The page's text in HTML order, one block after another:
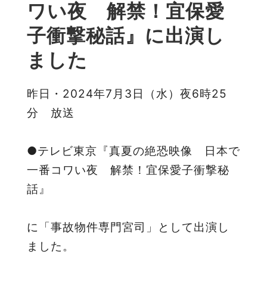
ワい夜 解禁！宜保愛
子衝撃秘話』に出演し
ました
昨日・2024年7月3日（水）夜6時25
分 放送
●テレビ東京『真夏の絶恐映像 日本で
一番コワい夜 解禁！宜保愛子衝撃秘
話』
に「事故物件専門宮司」として出演し
ました。